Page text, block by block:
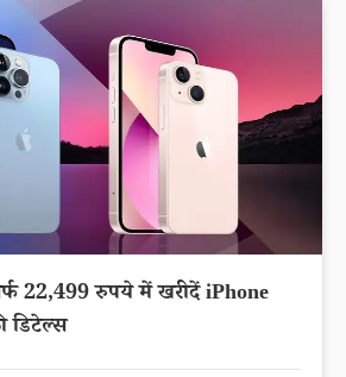
22,499 रुपये में खरीदें iPhone
डिटेल्स